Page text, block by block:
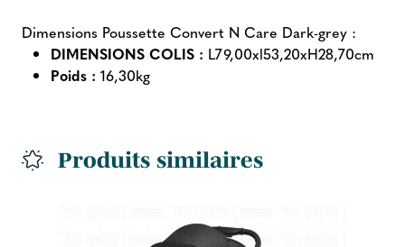
Dimensions Poussette Convert N Care Dark-grey :
DIMENSIONS COLIS : L79,00xl53,20xH28,70cm
Poids : 16,30kg
Produits similaires